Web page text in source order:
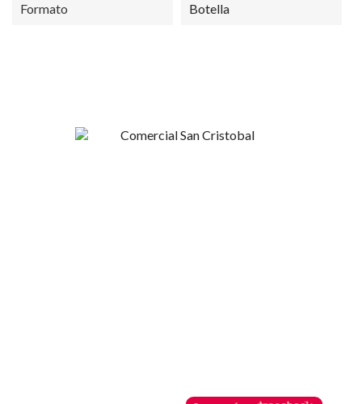
Formato Botella